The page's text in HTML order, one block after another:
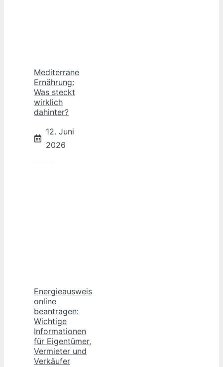
Mediterrane
Ernährung:
Was steckt
wirklich
dahinter?
12. Juni
2026
Energieausweis
online
beantragen:
Wichtige
Informationen
für Eigentümer,
Vermieter und
Verkäufer